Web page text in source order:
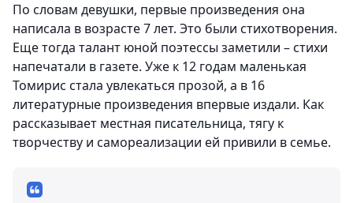
По словам девушки, первые произведения она
написала в возрасте 7 лет. Это были стихотворения.
Еще тогда талант юной поэтессы заметили – стихи
напечатали в газете. Уже к 12 годам маленькая
Томирис стала увлекаться прозой, а в 16
литературные произведения впервые издали. Как
рассказывает местная писательница, тягу к
творчеству и самореализации ей привили в семье.